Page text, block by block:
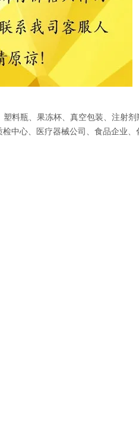
料瓶、果冻杯、真空包装、注射
中心、医疗器械公司、食品企业